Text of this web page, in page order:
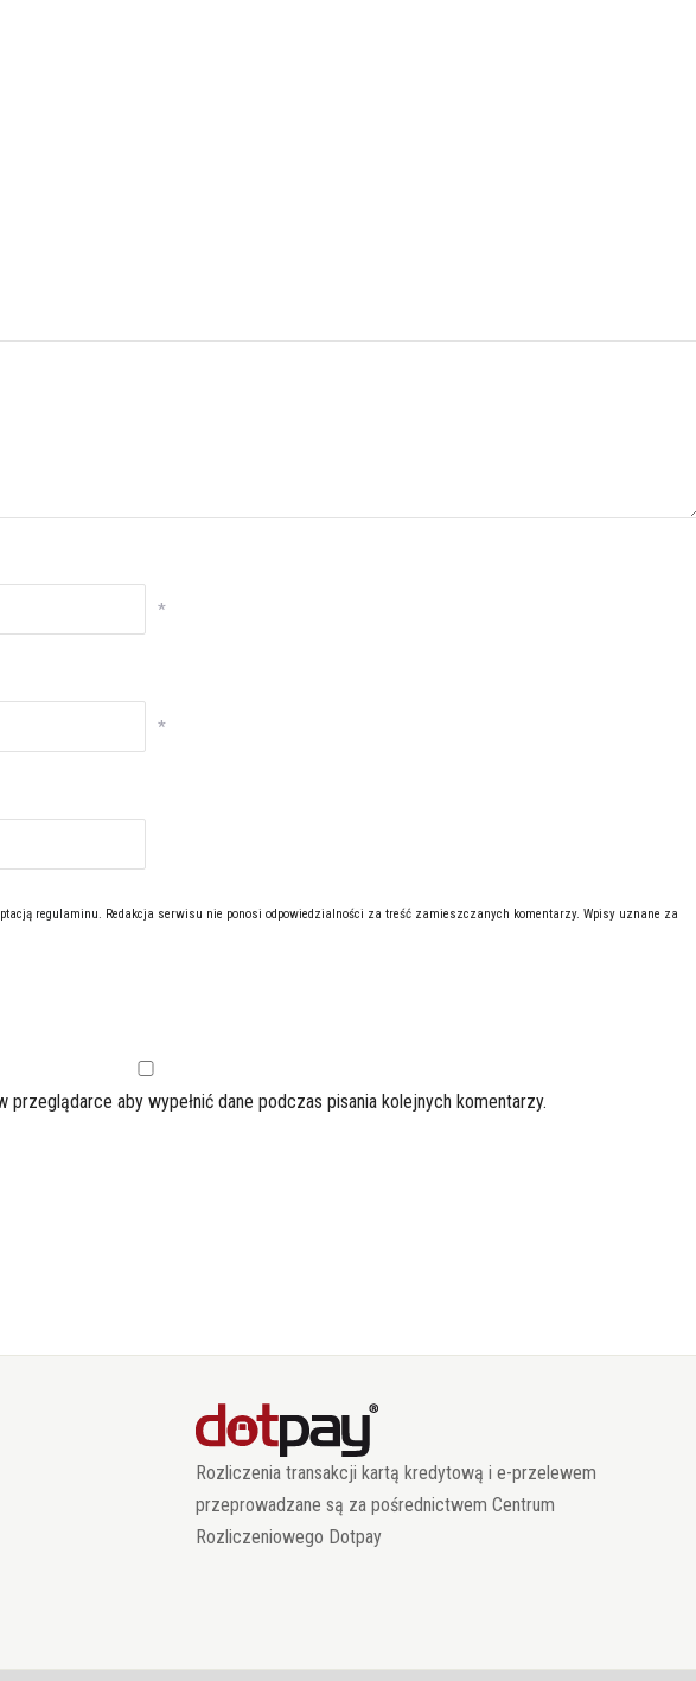
*
*
regulaminu. Redakcja serwisu nie ponosi odpowiedzialności za treść zamieszczanych komentarzy. Wpisy uznane za
aby wypełnić dane podczas pisania kolejnych komentarzy.
Rozliczenia transakcji kartą kredytową i e-przelewem
przeprowadzane są za pośrednictwem Centrum
Rozliczeniowego Dotpay